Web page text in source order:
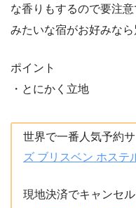
な香りもするので要注
みたいな宿がお好みな
ポイント
・とにかく立地
世界で一番人気予約
ズ ブリスベン ホステ
現地決済でキャンセ